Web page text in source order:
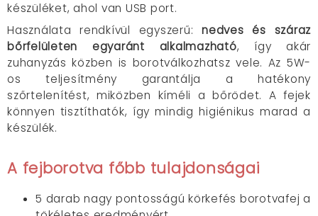
készüléket, ahol van USB port.
Használata rendkívül egyszerű:nedves és száraz
bőrfelületen egyaránt alkalmazható, így akár
zuhanyzás közben is borotválkozhatsz vele. Az 5W-
os teljesítmény garantálja a hatékony
szőrtelenítést, miközben kíméli a bőrödet. A fejek
könnyen tisztíthatók, így mindig higiénikus marad a
készülék.
A fejborotva főbb tulajdonságai
5 darab nagy pontosságú körkefés borotvafej a